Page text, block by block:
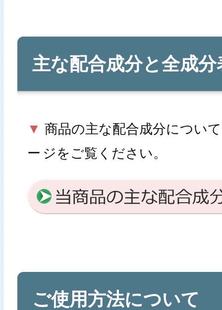
主な配合成分と全成分
▼ 商品の主な配合成分につい
ー ジをご覧ください。
ご使用方法について